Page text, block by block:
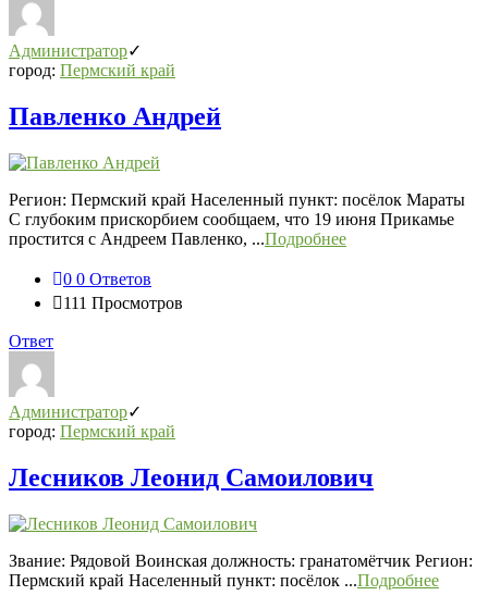
Администратор
город: Пермский край
Павленко Андрей
Регион: Пермский край Населенный пункт: посёлок Мараты
С глубоким прискорбием сообщаем, что 19 июня Прикамье
простится с Андреем Павленко, ...Подробнее
0 0 Ответов
111 Просмотров
Ответ
Администратор
город: Пермский край
Лесников Леонид Самоилович
Звание: Рядовой Воинская должность: гранатомётчик Регион:
Пермский край Населенный пункт: посёлок ...Подробнее